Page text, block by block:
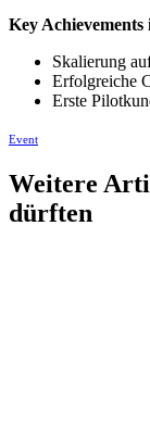
Key Achievements
Skalierung
Erfolgreiche
Erste
Event
Weitere
dürften